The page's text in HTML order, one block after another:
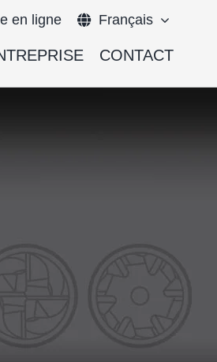
en ligne Français
English
CONTACT